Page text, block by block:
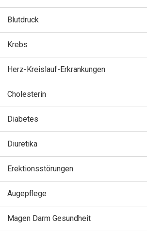
Blutdruck
Krebs
Herz-Kreislauf-Erkrankungen
Cholesterin
Diabetes
Diuretika
Erektionsstörungen
Augepflege
Magen Darm Gesundheit